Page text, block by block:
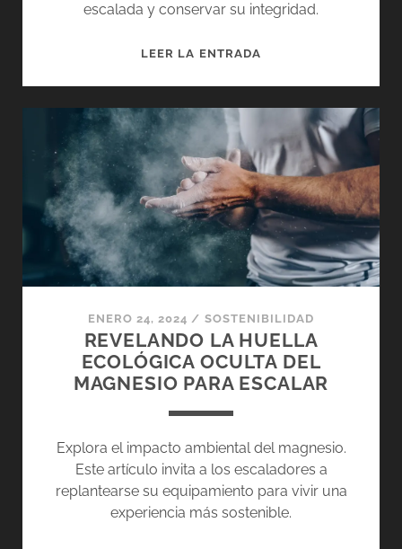
escalada y conservar su integridad.
LEER LA ENTRADA
ARENISCA
MOJADA
ESTÁ
LISTA
PARA
ESCALAR
ENERO 24, 2024 / SOSTENIBILIDAD
REVELANDO LA HUELLA
ECOLÓGICA OCULTA DEL
MAGNESIO PARA ESCALAR
Explora el impacto ambiental del magnesio.
Este artículo invita a los escaladores a
replantearse su equipamiento para vivir una
experiencia más sostenible.